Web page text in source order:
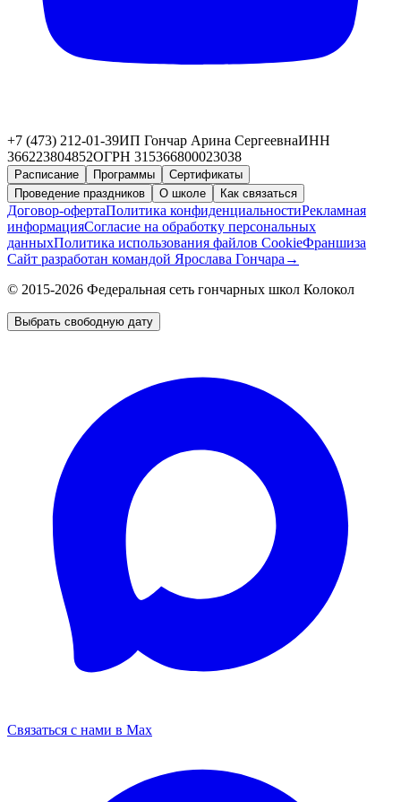
+7 (473) 212-01-39ИП Гончар Арина СергеевнаИНН
366223804852ОГРН 315366800023038
Расписание Программы
Сертификаты
Проведение праздников
О школе Как связаться
Договор-офертаПолитика конфиденциальностиРекламная
информацияСогласие на обработку персональных
данныхПолитика использования файлов CookieФраншиза
Сайт разработан командой Ярослава Гончара →
© 2015-2026 Федеральная сеть гончарных школ Колокол
Выбрать свободную дату
Связаться с нами в Max